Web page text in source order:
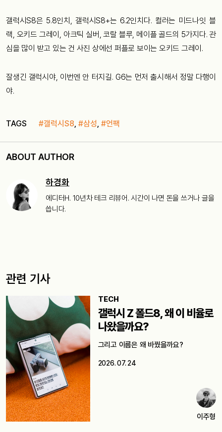
갤럭시S8은 5.8인치, 갤럭시S8+는 6.2인치다. 컬러는 미드나잇 블
랙, 오키드 그레이, 아크틱 실버, 코랄 블루, 메이플 골드의 5가지다. 관
심을 많이 받고 있는 건 사진 상에선 퍼플로 보이는 오키드 그레이.
잘생긴 갤럭시야, 이번엔 안 터지길. G6는 먼저 출시해서 정말 다행이
야.
TAGS #갤럭시S8, #삼성, #언팩
ABOUT AUTHOR
하경화
에디터H. 10년차 테크 리뷰어. 시간이 나면 돈을 쓰거나 글을
씁니다.
관련 기사
TECH
갤럭시 Z 폴드8, 왜 이 비율로
나왔을까요?
그리고 이름은 왜 바꿨을까요?
2026. 07. 24
이주형